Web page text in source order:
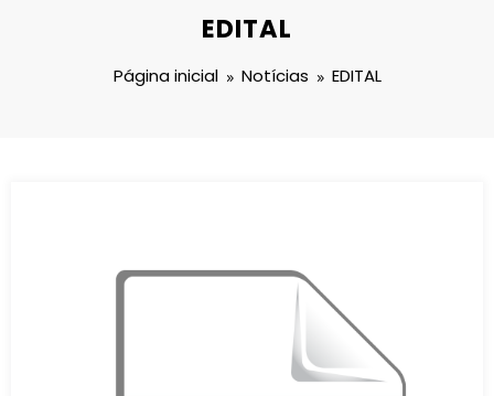
EDITAL
Página inicial Notícias EDITAL